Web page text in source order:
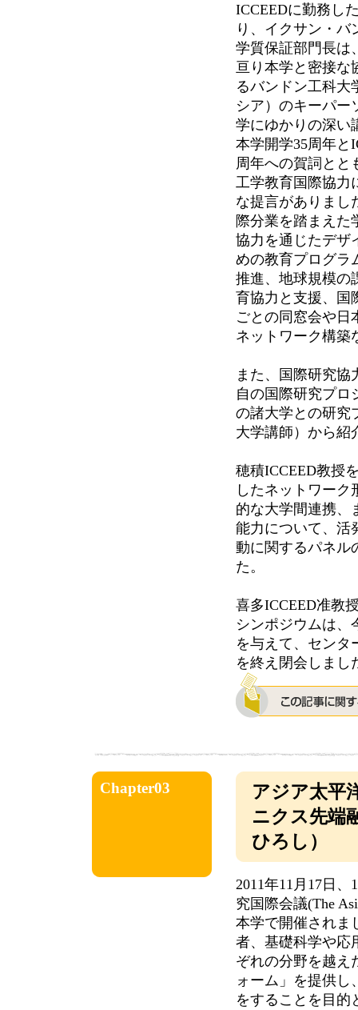
ICCEEDに勤務し
り、イクサン・バ
学質保証部門長は
亘り本学と密接な
るバンドン工科大
シア）のキーパー
学にゆかりの深い
本学開学35周年と
周年への賀詞とと
工学教育国際協力
な提言がありまし
際分業を踏まえた
協力を通じたデザ
めの教育プログラ
推進、地球規模の
育協力と支援、国
ごとの同窓会や日
ネットワーク構築
また、国際研究協
自の国際研究プロ
の諸大学との研究
大学講師）から紹
穂積ICCEED教授
したネットワー
的な大学間連携、
能力について、活
動に関するパネル
た。
喜多ICCEED准教
シンポジウムは、
を与えて、センタ
を終え閉会しまし
Chapter03
アジア太平
ニクス先
ひろし）
2011年11月17日
究国際会議(The
本学で開催されま
者、基礎科学や応
ぞれの分野を越え
ォーム」を提供し
をすることを目的